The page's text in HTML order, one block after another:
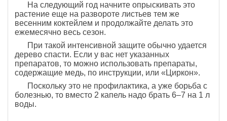
На следующий год начните опрыскивать это
растение еще на развороте листьев тем же
весенним коктейлем и продолжайте делать это
ежемесячно весь сезон.
При такой интенсивной защите обычно удается
дерево спасти. Если у вас нет указанных
препаратов, то можно использовать препараты,
содержащие медь, по инструкции, или «Циркон».
Поскольку это не профилактика, а уже борьба с
болезнью, то вместо 2 капель надо брать 6–7 на 1 л
воды.